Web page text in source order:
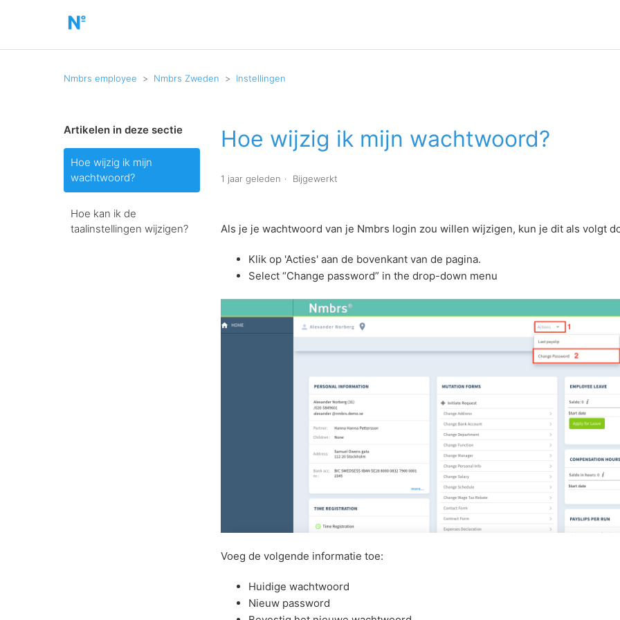
Nmbrs employee Nmbrs Zweden Instellingen
Artikelen in deze sectie
Hoe wijzig ik mijn
wachtwoord?
Hoe kan ik de
taalinstellingen wijzigen?
Hoe wijzig ik mijn wachtwoord?
1 jaar geleden Bijgewerkt
Als je je wachtwoord van je Nmbrs login zou willen wijzigen, kun je dit als volgt
Klik op 'Acties' aan de bovenkant van de pagina.
Select “Change password” in the drop-down menu
Voeg de volgende informatie toe:
Huidige wachtwoord
Nieuw password